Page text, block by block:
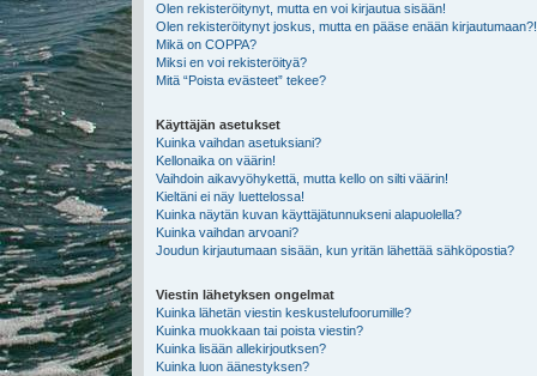
Olen rekisteröitynyt, mutta en voi kirjautua sisään!
Olen rekisteröitynyt joskus, mutta en pääse enään kirjautumaan?!
Mikä on COPPA?
Miksi en voi rekisteröityä?
Mitä “Poista evästeet” tekee?
Käyttäjän asetukset
Kuinka vaihdan asetuksiani?
Kellonaika on väärin!
Vaihdoin aikavyöhykettä, mutta kello on silti väärin!
Kieltäni ei näy luettelossa!
Kuinka näytän kuvan käyttäjätunnukseni alapuolella?
Kuinka vaihdan arvoani?
Joudun kirjautumaan sisään, kun yritän lähettää sähköpostia?
Viestin lähetyksen ongelmat
Kuinka lähetän viestin keskustelufoorumille?
Kuinka muokkaan tai poista viestin?
Kuinka lisään allekirjoutksen?
Kuinka luon äänestyksen?